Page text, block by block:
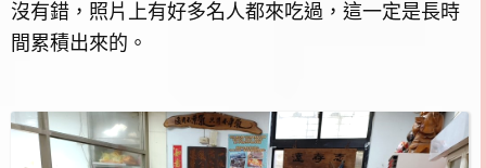
沒有錯，照片上有好多名人都來吃過，這一定是長時
間累積出來的。